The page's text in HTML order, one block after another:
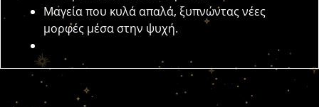
Μαγεία που κυλά απαλά, ξυπνώντας νέες
μορφές μέσα στην ψυχή.